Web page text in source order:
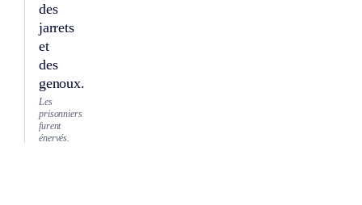
des
jarrets
et
des
genoux.
Les
prisonniers
furent
énervés.